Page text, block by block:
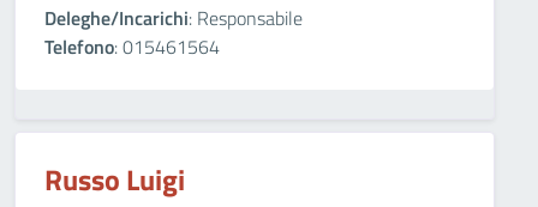
Deleghe/Incarichi: Responsabile
Telefono: 015461564
Russo Luigi